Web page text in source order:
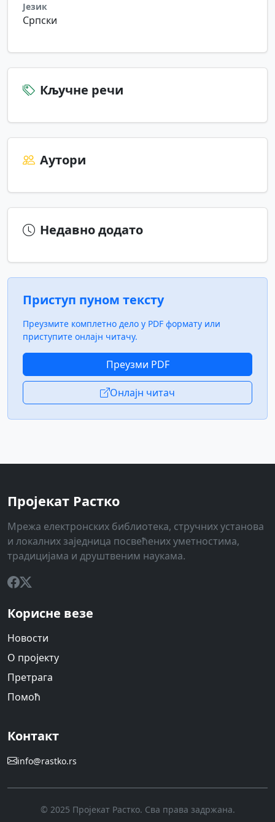
Језик
Српски
Кључне речи
Аутори
Недавно додато
Приступ пуном тексту
Преузмите комплетно дело у PDF формату или
приступите онлајн читачу.
Преузми PDF
Онлајн читач
Пројекат Растко
Мрежа електронских библиотека, стручних установа
и локалних заједница посвећених уметностима,
традицијама и друштвеним наукама.
Корисне везе
Новости
О пројекту
Претрага
Помоћ
Контакт
info@rastko.rs
© 2025 Пројекат Растко. Сва права задржана.